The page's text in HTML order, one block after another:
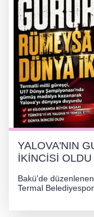
YALOVA'NIN
İKİNCİSİ OLDU
Bakü'de
Termal